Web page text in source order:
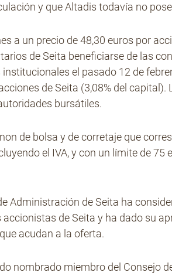
y que Altadis todavía no
a un precio de 48,30 euros por
de Seita beneficiarse de las
el pasado 12 de
de Seita (3,08% del capital).
bursátiles.
de bolsa y de corretaje que
el IVA, y con un límite de 75
Administración de Seita ha
de Seita y ha dado su
acudan a la oferta.
nombrado miembro del Consejo